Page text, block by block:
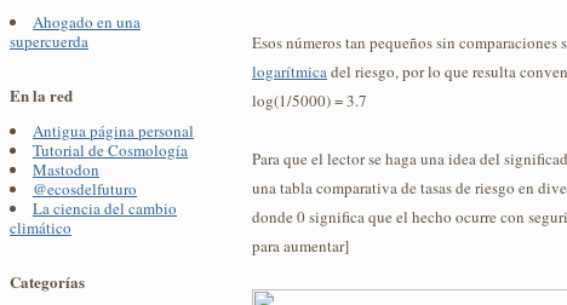
Ahogado en una
supercuerda
En la red
Antigua página personal
Tutorial de Cosmología
Mastodon
@ecosdelfuturo
La ciencia del cambio
climático
Categorías
Esos números tan pequeños sin comparaciones
logarítmicadel riesgo, por lo que resulta
log(1/5000) = 3.7
Para que el lector se haga una idea del
una tabla comparativa de tasas de riesgo en
donde 0 significa que el hecho ocurre con
para aumentar]